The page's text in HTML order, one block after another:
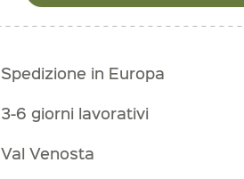
Spedizione in Europa
3-6 giorni lavorativi
Val Venosta